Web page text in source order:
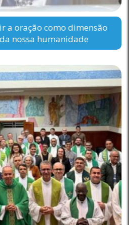
a oração como dimensão
nossa humanidade